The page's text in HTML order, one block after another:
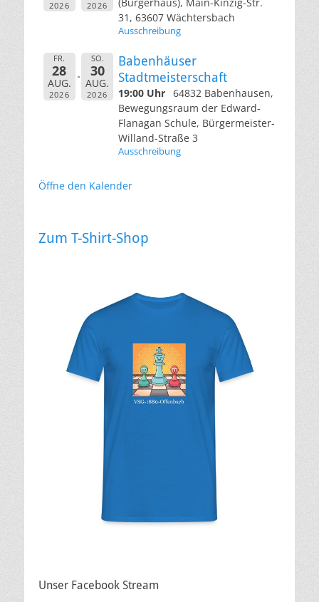
2026 2026
31, 63607 Wächtersbach
Ausschreibung
FR.
28
AUG.
2026
SO.
30
AUG.
2026
Babenhäuser
Stadtmeisterschaft
19:00 Uhr 64832 Babenhausen,
Bewegungsraum der Edward-
Flanagan Schule, Bürgermeister-
Willand-Straße 3
Ausschreibung
Öffne den Kalender
Zum T-Shirt-Shop
Unser Facebook Stream